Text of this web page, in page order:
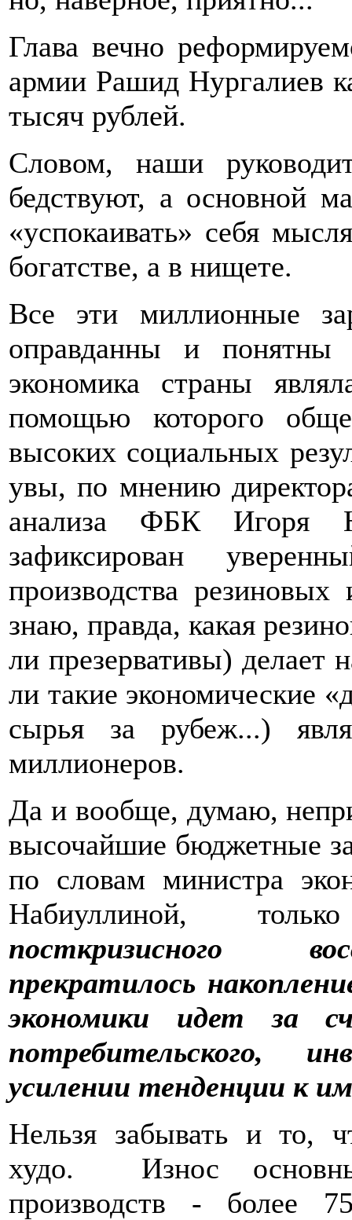
Глава вечно
армии Рашид Нургалиев
тысяч рублей.
Словом, наши
бедствуют, а основной
«успокаивать» себя
богатстве, а в нищете.
Все эти миллионные
оправданны и
экономика страны
помощью которого
высоких социальных
увы, по мнению
анализа ФБК Игоря
зафиксирован
производства
знаю, правда, какая
ли презервативы) делает
ли такие экономические
сырья за рубеж...)
миллионеров.
Да и вообще, думаю,
высочайшие бюджетные
по словам министра
Набиуллиной,
посткризисного
прекратилось
экономики идет за
потребительского,
усилении тенденции к
Нельзя забывать и то,
худо. Износ
производств - более